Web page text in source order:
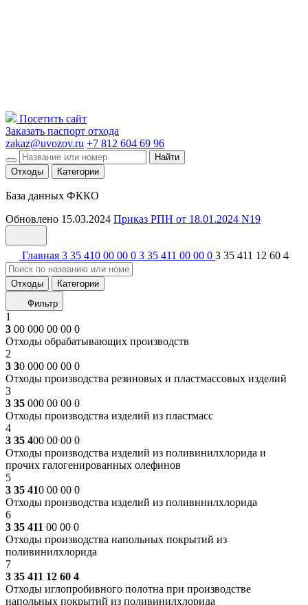
Посетить сайт
Заказать паспорт отхода
zakaz@uvozov.ru +7 812 604 69 96
Найти
Отходы
Категории
База данных ФККО
Обновлено 15.03.2024 Приказ РПН от 18.01.2024 N19
Главная 3 35 410 00 00 0 3 35 411 00 00 0 3 35 411 12 60 4
Отходы
Категории
Фильтр
1
3 00 000 00 00 0
Отходы обрабатывающих производств
2
3 30 000 00 00 0
Отходы производства резиновых и пластмассовых изделий
3
3 35 000 00 00 0
Отходы производства изделий из пластмасс
4
3 35 400 00 00 0
Отходы производства изделий из поливинилхлорида и
прочих галогенированных олефинов
5
3 35 410 00 00 0
Отходы производства изделий из поливинилхлорида
6
3 35 411 00 00 0
Отходы производства напольных покрытий из
поливинилхлорида
7
3 35 411 12 60 4
Отходы иглопробивного полотна при производстве
напольных покрытий из поливинилхлорида